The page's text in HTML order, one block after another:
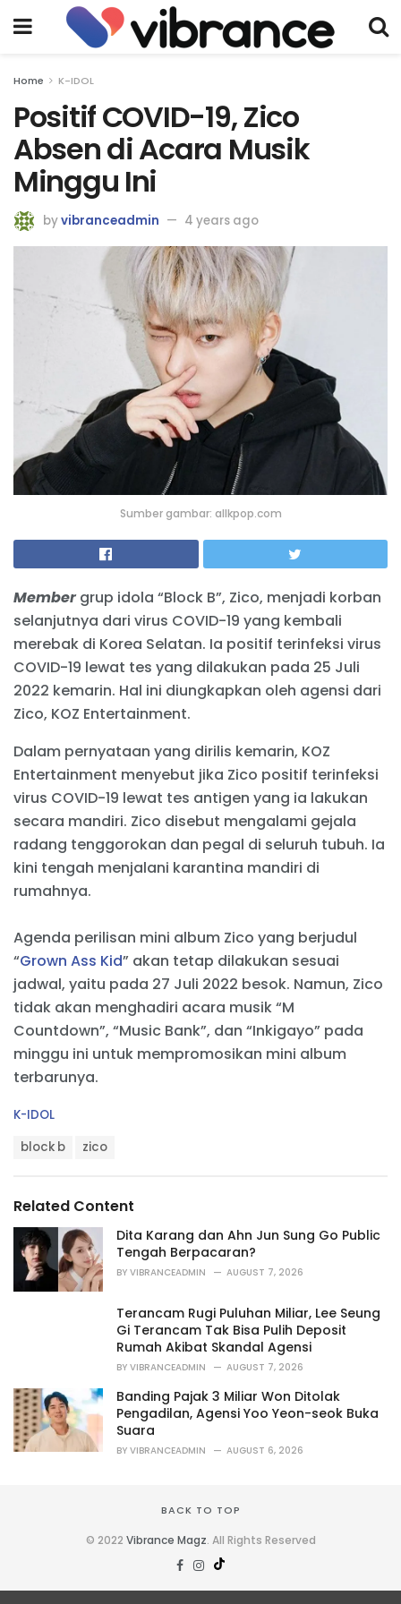
Home K-IDOL
Positif COVID-19, Zico
Absen di Acara Musik
Minggu Ini
byvibranceadmin 4 years ago
Sumber gambar: allkpop.com
Membergrup idola “Block B”, Zico, menjadi korban
selanjutnya dari virus COVID-19 yang kembali
merebak di Korea Selatan. Ia positif terinfeksi virus
COVID-19 lewat tes yang dilakukan pada 25 Juli
2022 kemarin. Hal ini diungkapkan oleh agensi dari
Zico, KOZ Entertainment.
Dalam pernyataan yang dirilis kemarin, KOZ
Entertainment menyebut jika Zico positif terinfeksi
virus COVID-19 lewat tes antigen yang ia lakukan
secara mandiri. Zico disebut mengalami gejala
radang tenggorokan dan pegal di seluruh tubuh. Ia
kini tengah menjalani karantina mandiri di
rumahnya.
Agenda perilisan mini album Zico yang berjudul
“Grown Ass Kid” akan tetap dilakukan sesuai
jadwal, yaitu pada 27 Juli 2022 besok. Namun, Zico
tidak akan menghadiri acara musik “M
Countdown”, “Music Bank”, dan “Inkigayo” pada
minggu ini untuk mempromosikan mini album
terbarunya.
C
r
i
K-IDOL
:
block b zico
Related Content
Dita Karang dan Ahn Jun Sung Go Public
Tengah Berpacaran?
BY VIBRANCEADMIN AUGUST 7, 2026
Terancam Rugi Puluhan Miliar, Lee Seung
Gi Terancam Tak Bisa Pulih Deposit
Rumah Akibat Skandal Agensi
BY VIBRANCEADMIN AUGUST 7, 2026
Banding Pajak 3 Miliar Won Ditolak
Pengadilan, Agensi Yoo Yeon-seok Buka
Suara
BY VIBRANCEADMIN AUGUST 6, 2026
BACK TO TOP
© 2022 Vibrance Magz. All Rights Reserved